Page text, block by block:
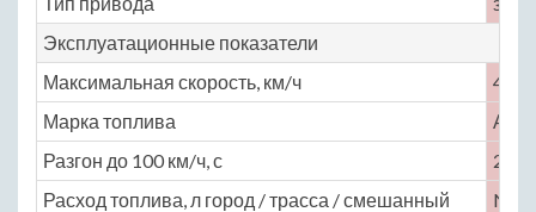
Эксплуатационные показатели
Максимальная скорость, км/ч
400
Марка топлива
АИ-
Разгон до 100 км/ч, с
2.7
Расход топлива, л город / трасса / смешанный
No